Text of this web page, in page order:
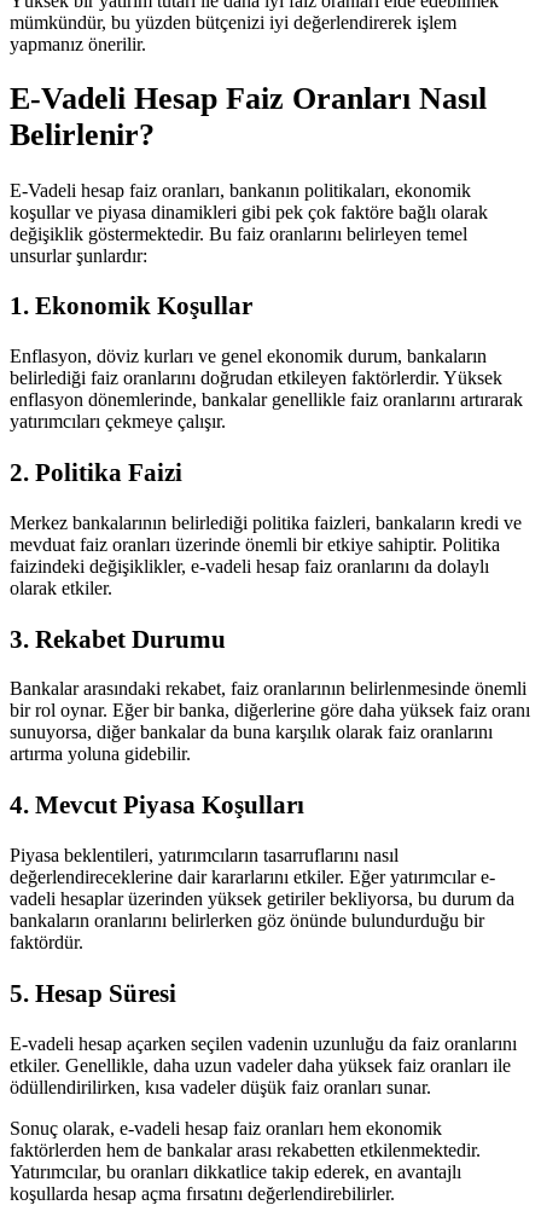
mümkündür, bu yüzden bütçenizi iyi değerlendirerek işlem
yapmanız önerilir.
E-Vadeli Hesap Faiz Oranları Nasıl
Belirlenir?
E-Vadeli hesap faiz oranları, bankanın politikaları, ekonomik
koşullar ve piyasa dinamikleri gibi pek çok faktöre bağlı olarak
değişiklik göstermektedir. Bu faiz oranlarını belirleyen temel
unsurlar şunlardır:
1. Ekonomik Koşullar
Enflasyon, döviz kurları ve genel ekonomik durum, bankaların
belirlediği faiz oranlarını doğrudan etkileyen faktörlerdir. Yüksek
enflasyon dönemlerinde, bankalar genellikle faiz oranlarını artırarak
yatırımcıları çekmeye çalışır.
2. Politika Faizi
Merkez bankalarının belirlediği politika faizleri, bankaların kredi ve
mevduat faiz oranları üzerinde önemli bir etkiye sahiptir. Politika
faizindeki değişiklikler, e-vadeli hesap faiz oranlarını da dolaylı
olarak etkiler.
3. Rekabet Durumu
Bankalar arasındaki rekabet, faiz oranlarının belirlenmesinde önemli
bir rol oynar. Eğer bir banka, diğerlerine göre daha yüksek faiz oranı
sunuyorsa, diğer bankalar da buna karşılık olarak faiz oranlarını
artırma yoluna gidebilir.
4. Mevcut Piyasa Koşulları
Piyasa beklentileri, yatırımcıların tasarruflarını nasıl
değerlendireceklerine dair kararlarını etkiler. Eğer yatırımcılar e-
vadeli hesaplar üzerinden yüksek getiriler bekliyorsa, bu durum da
bankaların oranlarını belirlerken göz önünde bulundurduğu bir
faktördür.
5. Hesap Süresi
E-vadeli hesap açarken seçilen vadenin uzunluğu da faiz oranlarını
etkiler. Genellikle, daha uzun vadeler daha yüksek faiz oranları ile
ödüllendirilirken, kısa vadeler düşük faiz oranları sunar.
Sonuç olarak, e-vadeli hesap faiz oranları hem ekonomik
faktörlerden hem de bankalar arası rekabetten etkilenmektedir.
Yatırımcılar, bu oranları dikkatlice takip ederek, en avantajlı
koşullarda hesap açma fırsatını değerlendirebilirler.